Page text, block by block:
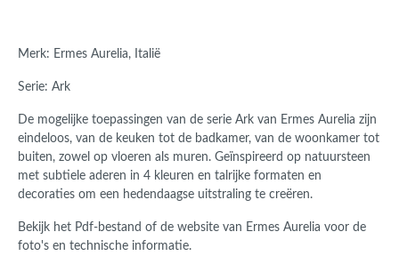
Merk: Ermes Aurelia, Italië
Serie: Ark
De mogelijke toepassingen van de serie Ark van Ermes Aurelia zijn
eindeloos, van de keuken tot de badkamer, van de woonkamer tot
buiten, zowel op vloeren als muren. Geïnspireerd op natuursteen
met subtiele aderen in 4 kleuren en talrijke formaten en
decoraties om een hedendaagse uitstraling te creëren.
Bekijk het Pdf-bestand of de website van Ermes Aurelia voor de
foto's en technische informatie.